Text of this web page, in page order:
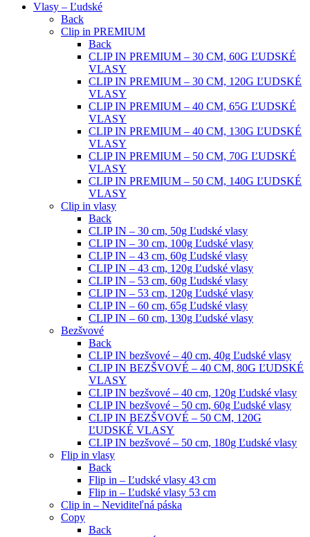
Vlasy – Ľudské
Back
Clip in PREMIUM
Back
CLIP IN PREMIUM – 30 CM, 60G ĽUDSKÉ
VLASY
CLIP IN PREMIUM – 30 CM, 120G ĽUDSKÉ
VLASY
CLIP IN PREMIUM – 40 CM, 65G ĽUDSKÉ
VLASY
CLIP IN PREMIUM – 40 CM, 130G ĽUDSKÉ
VLASY
CLIP IN PREMIUM – 50 CM, 70G ĽUDSKÉ
VLASY
CLIP IN PREMIUM – 50 CM, 140G ĽUDSKÉ
VLASY
Clip in vlasy
Back
CLIP IN – 30 cm, 50g Ľudské vlasy
CLIP IN – 30 cm, 100g Ľudské vlasy
CLIP IN – 43 cm, 60g Ľudské vlasy
CLIP IN – 43 cm, 120g Ľudské vlasy
CLIP IN – 53 cm, 60g Ľudské vlasy
CLIP IN – 53 cm, 120g Ľudské vlasy
CLIP IN – 60 cm, 65g Ľudské vlasy
CLIP IN – 60 cm, 130g Ľudské vlasy
Bezšvové
Back
CLIP IN bezšvové – 40 cm, 40g Ľudské vlasy
CLIP IN BEZŠVOVÉ – 40 CM, 80G ĽUDSKÉ
VLASY
CLIP IN bezšvové – 40 cm, 120g Ľudské vlasy
CLIP IN bezšvové – 50 cm, 60g Ľudské vlasy
CLIP IN BEZŠVOVÉ – 50 CM, 120G
ĽUDSKÉ VLASY
CLIP IN bezšvové – 50 cm, 180g Ľudské vlasy
Flip in vlasy
Back
Flip in – Ľudské vlasy 43 cm
Flip in – Ľudské vlasy 53 cm
Clip in – Neviditeľná páska
Copy
Back